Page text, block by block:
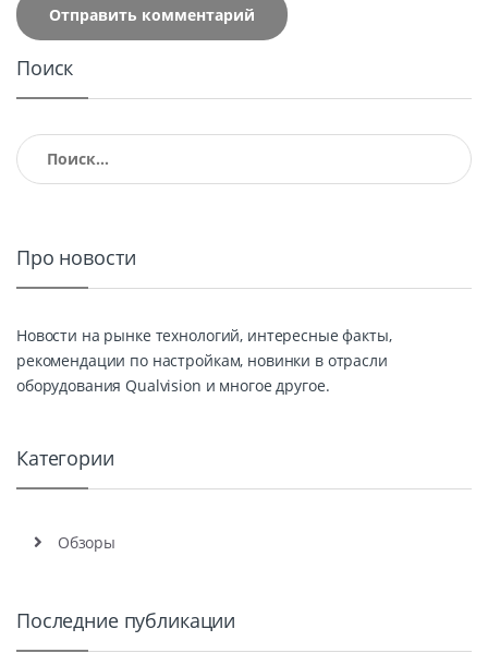
Поиск
Найти:
Про новости
Новости на рынке технологий, интересные факты,
рекомендации по настройкам, новинки в отрасли
оборудования Qualvision и многое другое.
Категории
Обзоры
Последние публикации